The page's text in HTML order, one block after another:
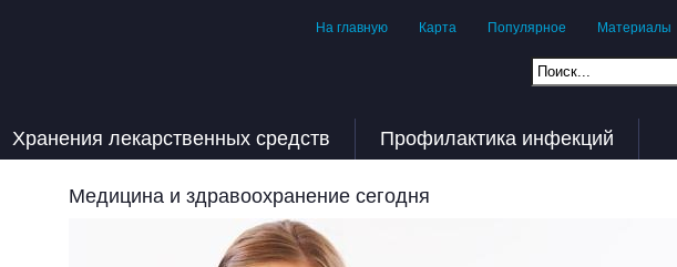
На главную Карта Популярное Материалы
Хранения лекарственных средств Профилактика инфекций
Медицина и здравоохранение сегодня